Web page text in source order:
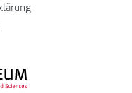
FH JOANNEUM Logo